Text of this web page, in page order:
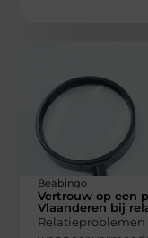
Beabingo
Vertrouw op een
Vlaanderen bij
Relatieproblemen